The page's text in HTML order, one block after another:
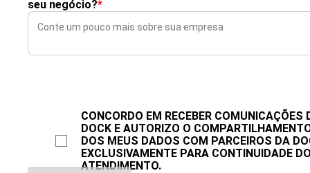
seu negócio?*
CONCORDO EM RECEBER COMUNICAÇÕES
DOCK E AUTORIZO O
DOS MEUS DADOS COM PARCEIROS DA
EXCLUSIVAMENTE PARA CONTINUIDADE
ATENDIMENTO.